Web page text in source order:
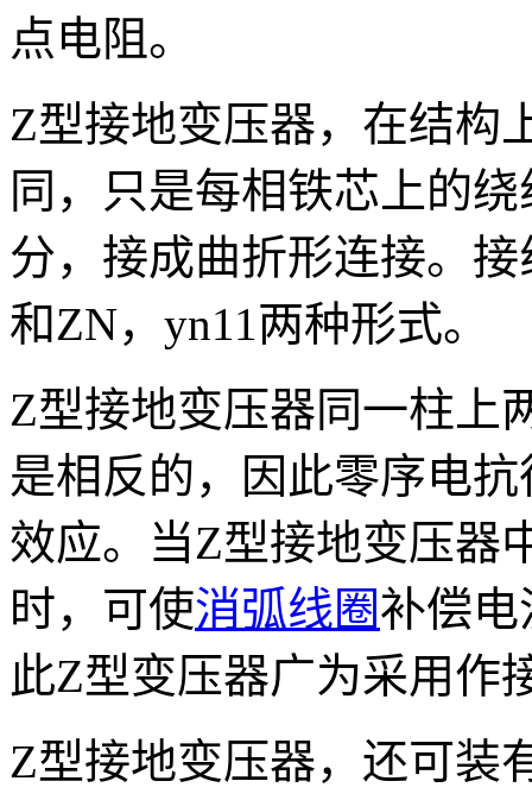
点电阻。
Z型接地变压器，在结构
同，只是每相铁芯上的
分，接成曲折形连接。
和ZN，yn11两种形式。
Z型接地变压器同一柱上
是相反的，因此零序电
效应。当Z型接地变压器
时，可使消弧线圈补偿
此Z型变压器广为采用作
Z型接地变压器，还可装